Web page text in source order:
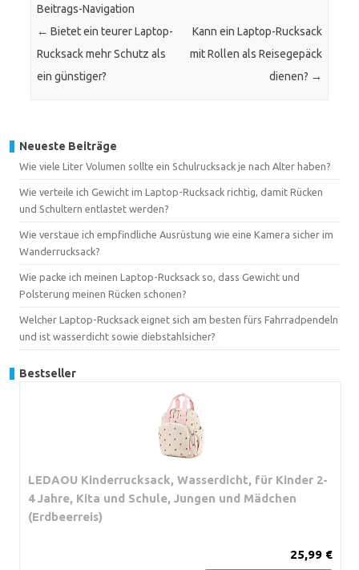
Beitrags-Navigation
← Bietet ein teurer Laptop-
Rucksack mehr Schutz als
ein günstiger?
Kann ein Laptop-Rucksack
mit Rollen als Reisegepäck
dienen? →
Neueste Beiträge
Wie viele Liter Volumen sollte ein Schulrucksack je nach Alter haben?
Wie verteile ich Gewicht im Laptop-Rucksack richtig, damit Rücken
und Schultern entlastet werden?
Wie verstaue ich empfindliche Ausrüstung wie eine Kamera sicher im
Wanderrucksack?
Wie packe ich meinen Laptop-Rucksack so, dass Gewicht und
Polsterung meinen Rücken schonen?
Welcher Laptop-Rucksack eignet sich am besten fürs Fahrradpendeln
und ist wasserdicht sowie diebstahlsicher?
Bestseller
LEDAOU Kinderrucksack, Wasserdicht, für Kinder 2-
4 Jahre, Kita und Schule, Jungen und Mädchen
(Erdbeerreis)
25,99 €